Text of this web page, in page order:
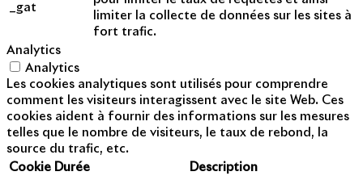
_gat
limiter la collecte de données sur les sites à
fort trafic.
Analytics
Analytics
Les cookies analytiques sont utilisés pour comprendre
comment les visiteurs interagissent avec le site Web. Ces
cookies aident à fournir des informations sur les mesures
telles que le nombre de visiteurs, le taux de rebond, la
source du trafic, etc.
Cookie Durée Description